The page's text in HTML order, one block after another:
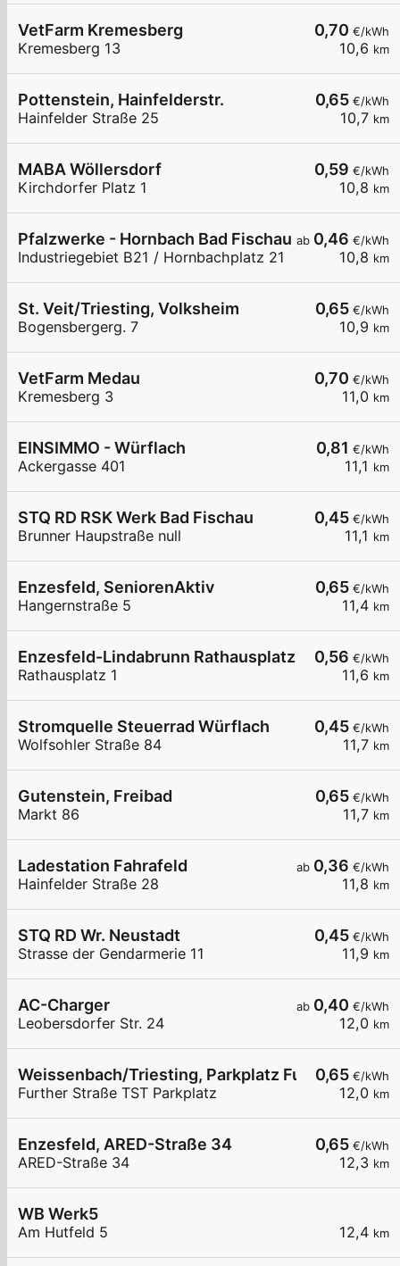
0,70 €/kWh
10,6 km
VetFarm Kremesberg
Kremesberg 13
0,65 €/kWh
10,7 km
Pottenstein, Hainfelderstr.
Hainfelder Straße 25
0,59 €/kWh
10,8 km
MABA Wöllersdorf
Kirchdorfer Platz 1
ab 0,46 €/kWh
10,8 km
Pfalzwerke - Hornbach Bad Fischau
Industriegebiet B21 / Hornbachplatz 21
0,65 €/kWh
10,9 km
St. Veit/Triesting, Volksheim
Bogensbergerg. 7
0,70 €/kWh
11,0 km
VetFarm Medau
Kremesberg 3
0,81 €/kWh
11,1 km
EINSIMMO - Würflach
Ackergasse 401
0,45 €/kWh
11,1 km
STQ RD RSK Werk Bad Fischau
Brunner Haupstraße null
0,65 €/kWh
11,4 km
Enzesfeld, SeniorenAktiv
Hangernstraße 5
0,56 €/kWh
11,6 km
Enzesfeld-Lindabrunn Rathausplatz
Rathausplatz 1
0,45 €/kWh
11,7 km
Stromquelle Steuerrad Würflach
Wolfsohler Straße 84
0,65 €/kWh
11,7 km
Gutenstein, Freibad
Markt 86
ab 0,36 €/kWh
11,8 km
Ladestation Fahrafeld
Hainfelder Straße 28
0,45 €/kWh
11,9 km
STQ RD Wr. Neustadt
Strasse der Gendarmerie 11
ab 0,40 €/kWh
12,0 km
AC-Charger
Leobersdorfer Str. 24
0,65 €/kWh
12,0 km
Weissenbach/Triesting, Parkplatz Further Str./
Further Straße TST Parkplatz
0,65 €/kWh
12,3 km
Enzesfeld, ARED-Straße 34
ARED-Straße 34
12,4 km
WB Werk5
Am Hutfeld 5